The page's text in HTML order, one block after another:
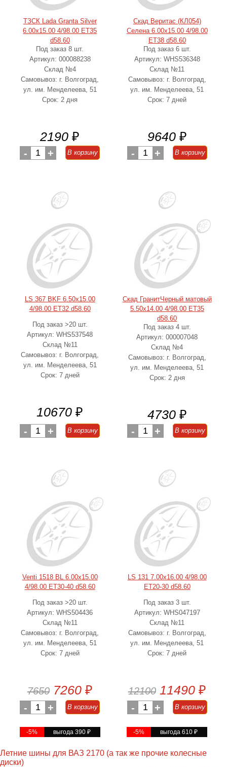
ТЗСК Lada Granta Silver
6.00x15.00 4/98.00 ET35
d58.60
Под заказ 8 шт.
Артикул: 000088238
Склад №4
Самовывоз: г. Волгоград,
ул. им. Менделеева, 51
Срок: 2 дня
2190 ₽
- 1 + В корзину
Скад Веритас (КЛ054)
Селена 6.00x15.00 4/98.00
ET38 d58.60
Под заказ 6 шт.
Артикул: WHS536348
Склад №11
Самовывоз: г. Волгоград,
ул. им. Менделеева, 51
Срок: 7 дней
9640 ₽
- 1 + В корзину
LS 367 BKF 6.50x15.00
4/98.00 ET32 d58.60
Под заказ >20 шт.
Артикул: WHS537548
Склад №11
Самовывоз: г. Волгоград,
ул. им. Менделеева, 51
Срок: 7 дней
10670 ₽
- 1 + В корзину
Скад ГранитЧерный матовый
5.50x14.00 4/98.00 ET35
d58.60
Под заказ 4 шт.
Артикул: 000007048
Склад №4
Самовывоз: г. Волгоград,
ул. им. Менделеева, 51
Срок: 2 дня
4730 ₽
- 1 + В корзину
Venti 1518 BL 6.00x15.00
4/98.00 ET30-40 d58.60
Под заказ >20 шт.
Артикул: WHS504436
Склад №11
Самовывоз: г. Волгоград,
ул. им. Менделеева, 51
Срок: 7 дней
7650 7260 ₽
- 1 + В корзину
-5% выгода 390₽
LS 131 7.00x16.00 4/98.00
ET20-30 d58.60
Под заказ 3 шт.
Артикул: WHS047197
Склад №11
Самовывоз: г. Волгоград,
ул. им. Менделеева, 51
Срок: 7 дней
12100 11490 ₽
- 1 + В корзину
-5% выгода 610₽
Летние шины для ВАЗ 2170 (а так же прочие колесные
диски)